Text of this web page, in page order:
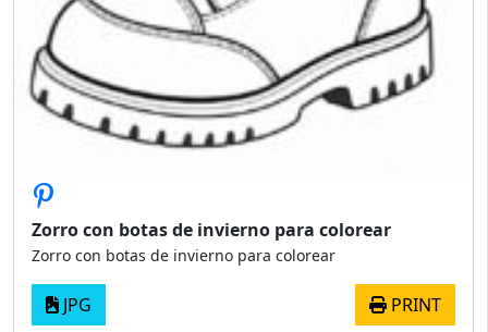
Zorro con botas de invierno para colorear
Zorro con botas de invierno para colorear
JPG PRINT